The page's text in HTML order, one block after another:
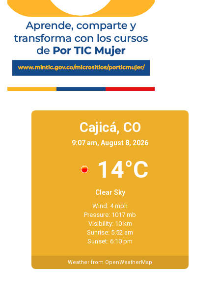
Cajicá, CO
9:07 am, August 8, 2026
14°C
Clear Sky
Wind: 4 mph
Pressure: 1017 mb
Visibility: 10 km
Sunrise: 5:52 am
Sunset: 6:10 pm
Weather from OpenWeatherMap